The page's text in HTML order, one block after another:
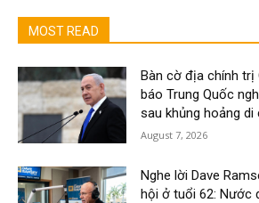
MOST READ
Bàn cờ địa chính trị
báo Trung Quốc
sau khủng hoảng di
August 7, 2026
Nghe lời Dave
hội ở tuổi 62: Nước